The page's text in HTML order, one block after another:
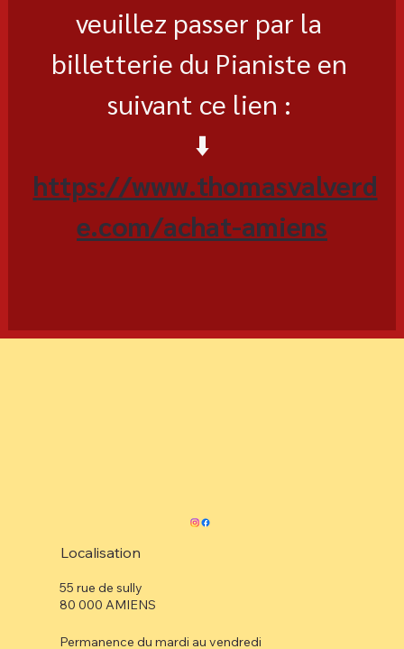
veuillez passer par la
billetterie du Pianiste en
suivant ce lien :
⬇️
https://www.thomasvalverd
e.com/achat-amiens
Localisation
55 rue de sully
80 000 AMIENS
Permanence du mardi au vendredi